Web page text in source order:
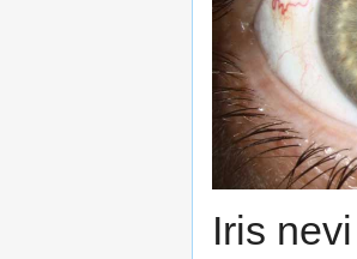
Iris